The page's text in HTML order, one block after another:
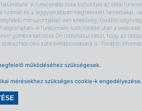
A funkcionális sütik biztosítják az oldal
számát és a leggyakrabban megtekintett tartalmakat,
menüpontjában van lehetőség, további
végrehajtani. A funkcionális sütik törlése után a
gombra kattintva Ön tudomásul veszi, hogy az
célú sütik bekapcsolására is. További
működéséhez szükségesek.
mérésekhez szükséges cookie-k engedélyezése.